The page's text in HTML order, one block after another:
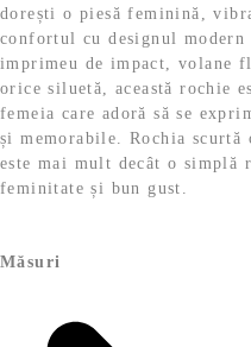
dorești o piesă feminină,
confortul cu designul
imprimeu de impact, volane
orice siluetă, această rochie
femeia care adoră să se
și memorabile. Rochia
este mai mult decât o simplă
feminitate și bun gust.
Măsuri